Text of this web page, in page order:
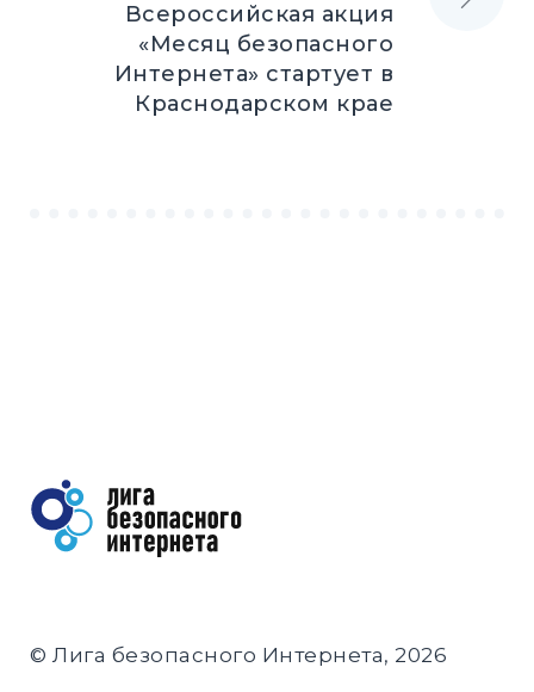
Всероссийская акция
«Месяц безопасного
Интернета» стартует в
Краснодарском крае
© Лига безопасного Интернета, 2026